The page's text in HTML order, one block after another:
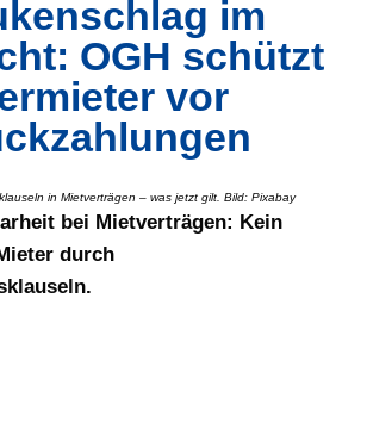
im
OGH schützt
vor
in Mietverträgen – was jetzt gilt. Bild: Pixabay
bei Mietverträgen: Kein
durch